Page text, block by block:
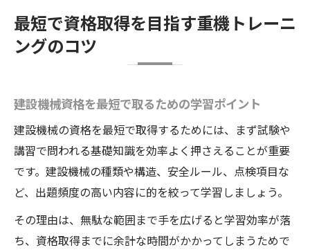
最短で資格取得を目指す重機トレーニ
ングのコツ
建設機械資格を最短で取るための学習ポイント
建設機械の資格を最短で取得するためには、まず試験や
講習で問われる基礎知識を効率よく押さえることが重要
です。建設機械の種類や構造、安全ルール、点検項目な
ど、出題頻度の高い内容に的を絞って学習しましょう。
その理由は、無駄な範囲まで手を広げると学習効率が落
ち、資格取得までに余計な時間がかかってしまうためで